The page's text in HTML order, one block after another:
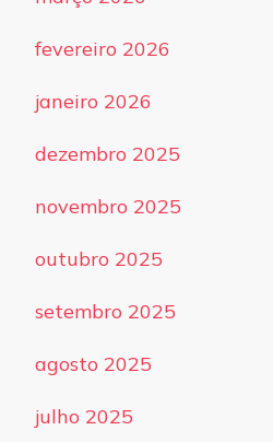
fevereiro 2026
janeiro 2026
dezembro 2025
novembro 2025
outubro 2025
setembro 2025
agosto 2025
julho 2025